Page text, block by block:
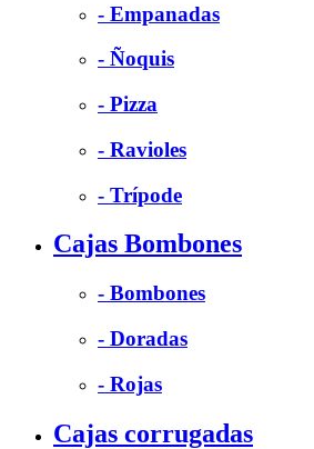
- Empanadas
- Ñoquis
- Pizza
- Ravioles
- Trípode
Cajas Bombones
- Bombones
- Doradas
- Rojas
Cajas corrugadas